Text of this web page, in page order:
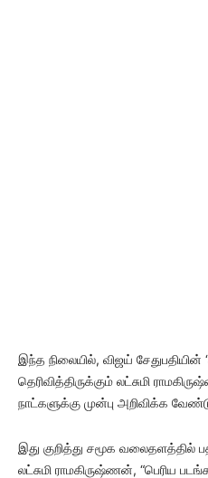
இந்த நிலையில், விஜய் சேதுபதியின்
தெரிவித்திருக்கும் லட்சுமி
நாட்களுக்கு முன்பு அறிவிக்க
இது குறித்து சமூக வலைதளத்தில்
லட்சுமி ராமகிருஷ்ணன், “பெரிய